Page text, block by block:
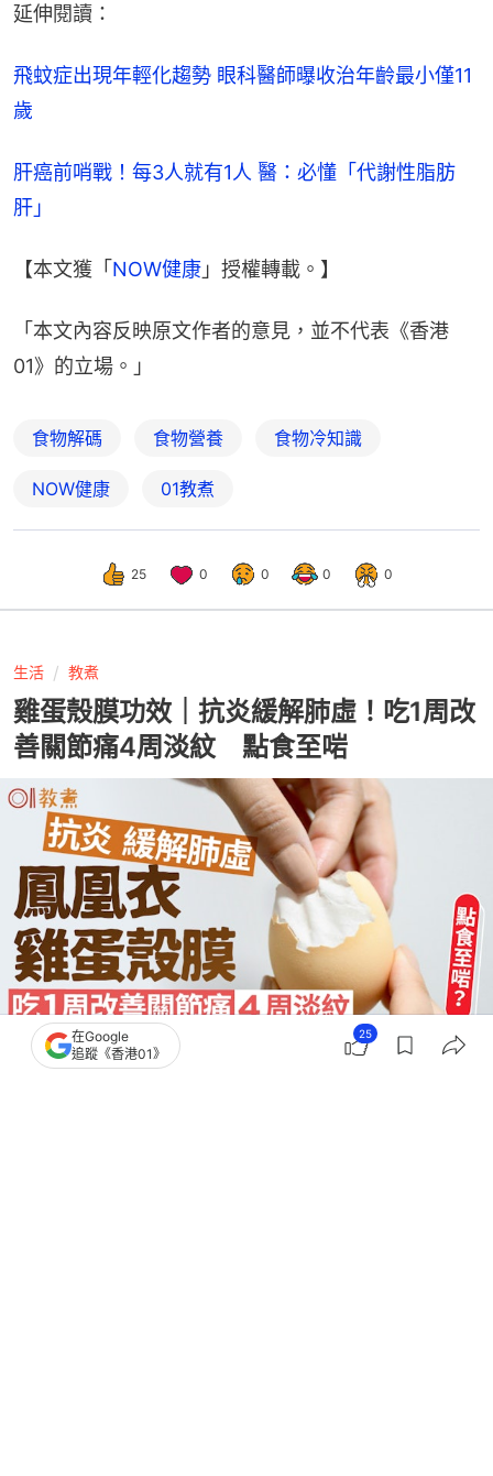
延伸閱讀：
飛蚊症出現年輕化趨勢 眼科醫師曝收治年齡最小僅11
歲
肝癌前哨戰！每3人就有1人 醫：必懂「代謝性脂肪
肝」
【本文獲「NOW健康 」授權轉載。】
「本文內容反映原文作者的意見，並不代表《香港
01》的立場。」
食物解碼 食物營養 食物冷知識
NOW健康 01教煮
25 0 0 0 0
生活 教煮
雞蛋殼膜功效｜抗炎緩解肺虛！吃1周改
善關節痛4周淡紋 點食至啱
撰文：中天新聞網
在Google
追蹤《香港01》
25